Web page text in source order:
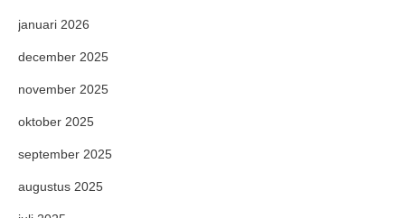
januari 2026
december 2025
november 2025
oktober 2025
september 2025
augustus 2025